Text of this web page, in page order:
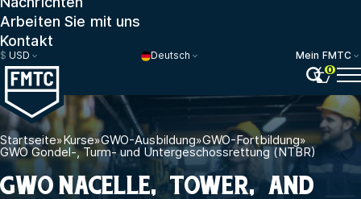
Arbeiten Sie mit uns
Kontakt
$ USD Deutsch
Mein FMTC
0
Startseite»Kurse»GWO-Ausbildung»GWO-Fortbildung»
GWO Gondel-, Turm- und Untergeschossrettung (NTBR)
GWO NACELLE, TOWER, AND